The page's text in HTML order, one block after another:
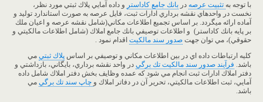
با توجه به تثبيت عرصه در بانك جامع كاداستر و داده آمايي پلاك ثبتي مورد نظر،
نخست در واحدهاي نقشه برداري ادارات ثبت، فايل عرصه به صورت استاندارد توليد و
آماده ارائه ميگردد. بر اساس تجميع اطلاعات مكاني(شامل نقشه عرصه و اعيان ملك
بر پايه بانك كاداستر) و اطلاعات توصيفي بانك جامع املاك (شامل اطلاعات مالكيتي و
حقوقي)، مي توان جهت صدور سند مالكيت اقدام نمود .
كليه ارتباطات داده اي در بين اطلاعات مكاني و توصيفي بر اساس پلاك ثبتي مي
باشد. فرآيند صدور سند مالكيت تك برگي در واحد نقشه برداري، بايگاني، بازداشتي و
دفتر املاك ادارات ثبت انجام مي شود كه عمده وظايف بخش دفتر املاك شامل داده
آمايي، ثبت اطلاعات مالكيتي، تحرير آن در دفاتر املاك و چاپ سند تك برگي مي
باشد.